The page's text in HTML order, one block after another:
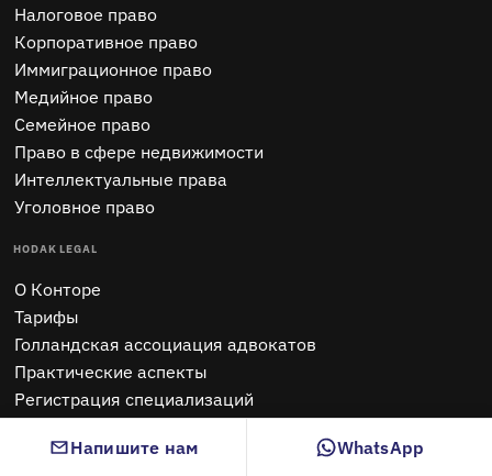
Налоговое право
Корпоративное право
Иммиграционное право
Медийное право
Семейное право
Право в сфере недвижимости
Интеллектуальные права
Уголовное право
HODAK LEGAL
O Конторе
Тарифы
Голландская ассоциация адвокатов
Практические аспекты
Регистрация специализаций
Hodak Trainings
Напишите нам WhatsApp